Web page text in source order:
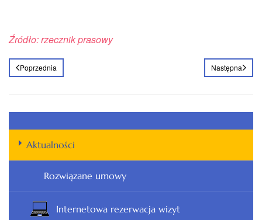
Źródło: rzecznik prasowy
Poprzednia Następna
Aktualności
Rozwiązane umowy
Internetowa rezerwacja wizyt